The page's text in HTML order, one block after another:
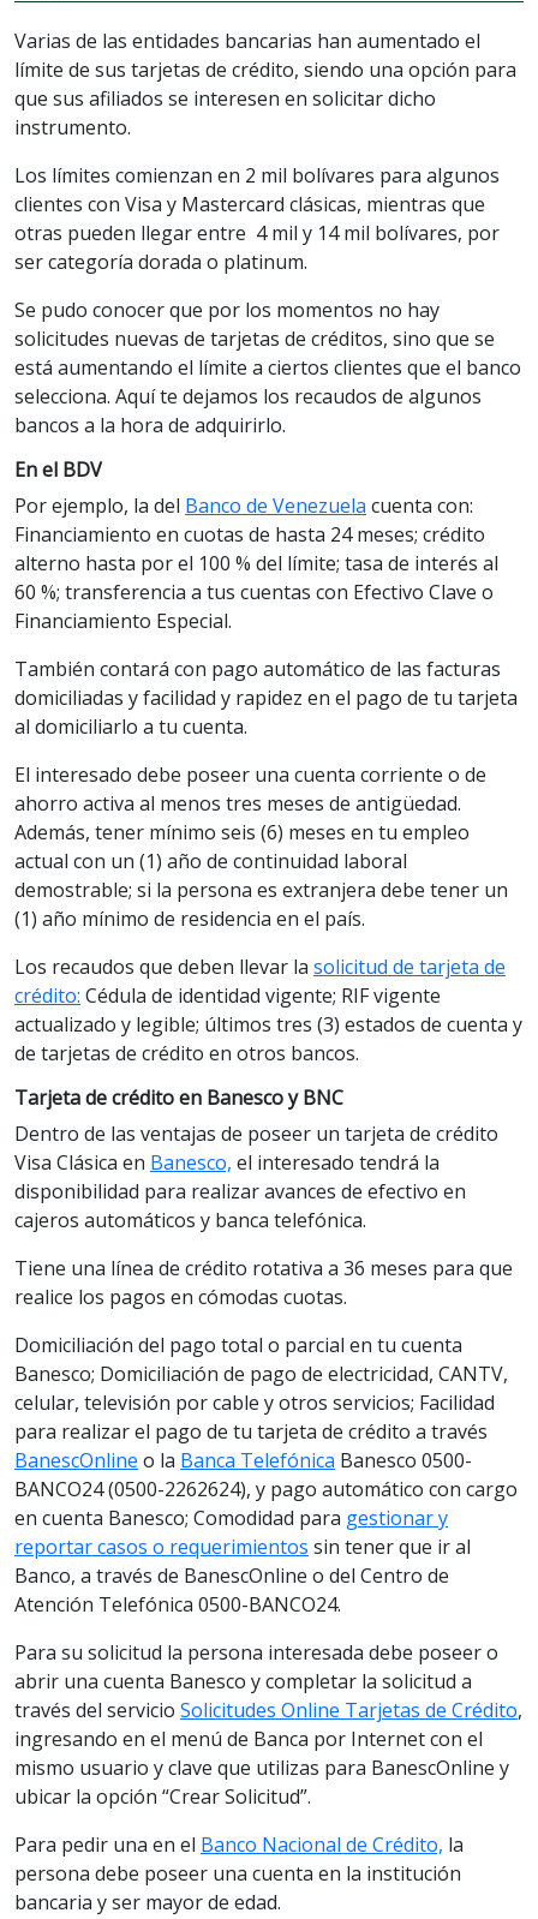
Varias de las entidades bancarias han aumentado el
límite de sus tarjetas de crédito, siendo una opción para
que sus afiliados se interesen en solicitar dicho
instrumento.
Los límites comienzan en 2 mil bolívares para algunos
clientes con Visa y Mastercard clásicas, mientras que
otras pueden llegar entre 4 mil y 14 mil bolívares, por
ser categoría dorada o platinum.
Se pudo conocer que por los momentos no hay
solicitudes nuevas de tarjetas de créditos, sino que se
está aumentando el límite a ciertos clientes que el banco
selecciona. Aquí te dejamos los recaudos de algunos
bancos a la hora de adquirirlo.
En el BDV
Por ejemplo, la del Banco de Venezuela cuenta con:
Financiamiento en cuotas de hasta 24 meses; crédito
alterno hasta por el 100 % del límite; tasa de interés al
60 %; transferencia a tus cuentas con Efectivo Clave o
Financiamiento Especial.
También contará con pago automático de las facturas
domiciliadas y facilidad y rapidez en el pago de tu tarjeta
al domiciliarlo a tu cuenta.
El interesado debe poseer una cuenta corriente o de
ahorro activa al menos tres meses de antigüedad.
Además, tener mínimo seis (6) meses en tu empleo
actual con un (1) año de continuidad laboral
demostrable; si la persona es extranjera debe tener un
(1) año mínimo de residencia en el país.
Los recaudos que deben llevar la solicitud de tarjeta de
crédito: Cédula de identidad vigente; RIF vigente
actualizado y legible; últimos tres (3) estados de cuenta y
de tarjetas de crédito en otros bancos.
Tarjeta de crédito en Banesco y BNC
Dentro de las ventajas de poseer un tarjeta de crédito
Visa Clásica en Banesco, el interesado tendrá la
disponibilidad para realizar avances de efectivo en
cajeros automáticos y banca telefónica.
Tiene una línea de crédito rotativa a 36 meses para que
realice los pagos en cómodas cuotas.
Domiciliación del pago total o parcial en tu cuenta
Banesco; Domiciliación de pago de electricidad, CANTV,
celular, televisión por cable y otros servicios; Facilidad
para realizar el pago de tu tarjeta de crédito a través
BanescOnline o la Banca Telefónica Banesco 0500-
BANCO24 (0500-2262624), y pago automático con cargo
en cuenta Banesco; Comodidad para gestionar y
reportar casos o requerimientos sin tener que ir al
Banco, a través de BanescOnline o del Centro de
Atención Telefónica 0500-BANCO24.
Para su solicitud la persona interesada debe poseer o
abrir una cuenta Banesco y completar la solicitud a
través del servicio Solicitudes Online Tarjetas de Crédito,
ingresando en el menú de Banca por Internet con el
mismo usuario y clave que utilizas para BanescOnline y
ubicar la opción “Crear Solicitud”.
Para pedir una en el Banco Nacional de Crédito, la
persona debe poseer una cuenta en la institución
bancaria y ser mayor de edad.